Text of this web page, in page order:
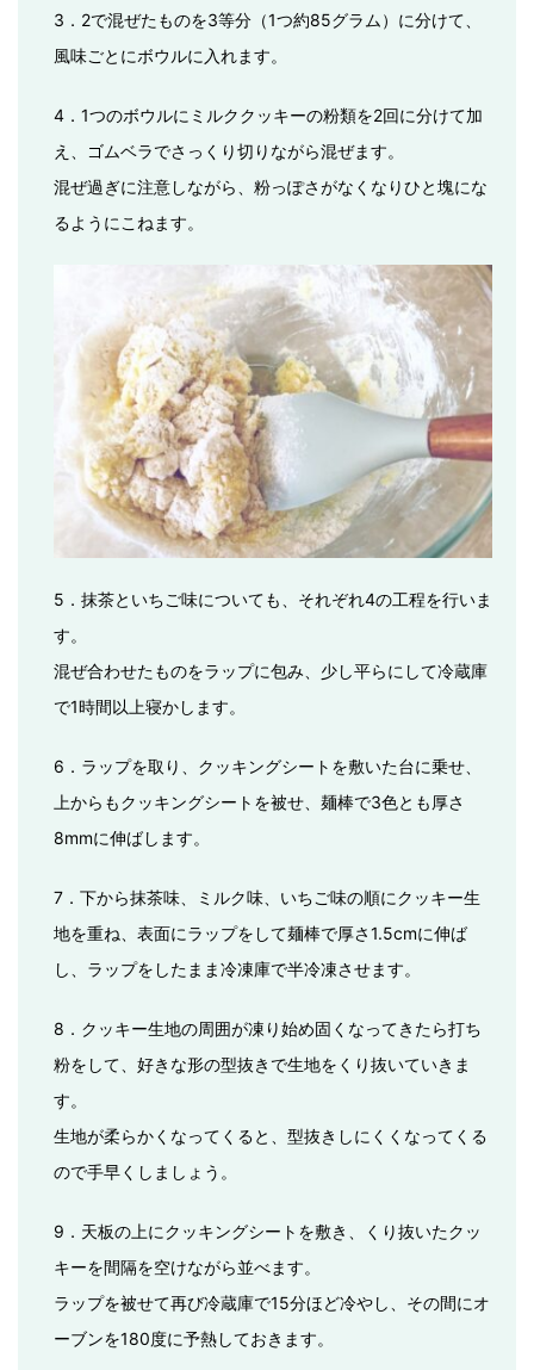
3．2で混ぜたものを3等分（1つ約85グラム）に分けて、
風味ごとにボウルに入れます。
4．1つのボウルにミルククッキーの粉類を2回に分けて加
え、ゴムベラでさっくり切りながら混ぜます。
混ぜ過ぎに注意しながら、粉っぽさがなくなりひと塊にな
るようにこねます。
5．抹茶といちご味についても、それぞれ4の工程を行いま
す。
混ぜ合わせたものをラップに包み、少し平らにして冷蔵庫
で1時間以上寝かします。
6．ラップを取り、クッキングシートを敷いた台に乗せ、
上からもクッキングシートを被せ、麺棒で3色とも厚さ
8mmに伸ばします。
7．下から抹茶味、ミルク味、いちご味の順にクッキー生
地を重ね、表面にラップをして麺棒で厚さ1.5cmに伸ば
し、ラップをしたまま冷凍庫で半冷凍させます。
8．クッキー生地の周囲が凍り始め固くなってきたら打ち
粉をして、好きな形の型抜きで生地をくり抜いていきま
す。
生地が柔らかくなってくると、型抜きしにくくなってくる
ので手早くしましょう。
9．天板の上にクッキングシートを敷き、くり抜いたクッ
キーを間隔を空けながら並べます。
ラップを被せて再び冷蔵庫で15分ほど冷やし、その間にオ
ーブンを180度に予熱しておきます。